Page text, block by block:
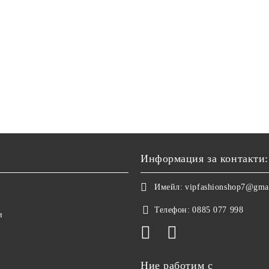
Информация за контакти:
Имейл:
Телефон: 0885 077 998
Ние работим с